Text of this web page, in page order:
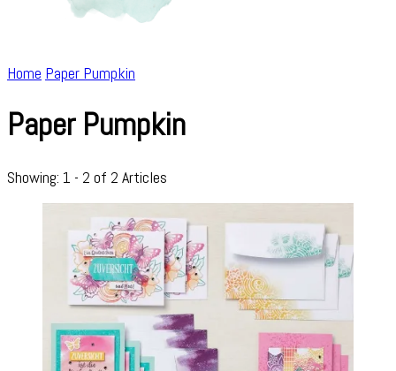
Home Paper Pumpkin
Paper Pumpkin
Showing: 1 - 2 of 2 Articles